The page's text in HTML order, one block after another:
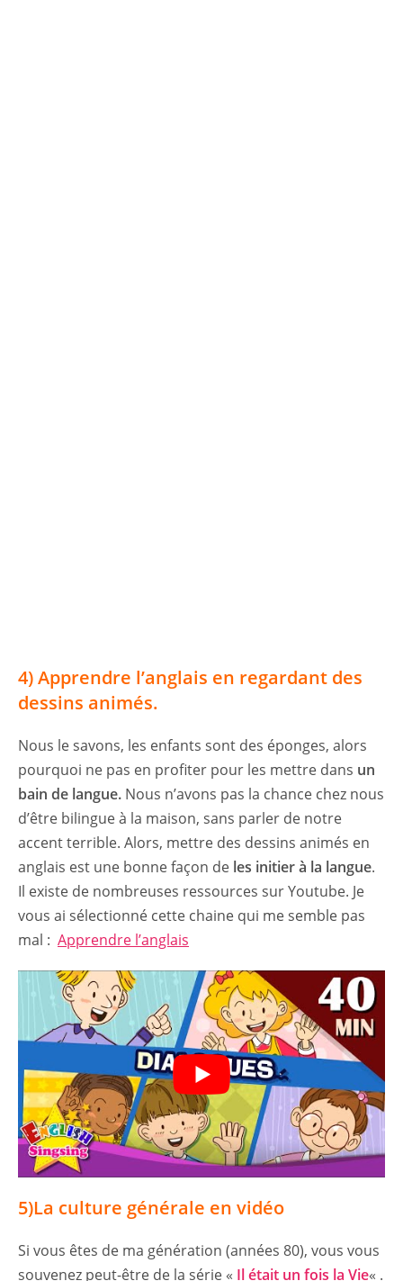
4) Apprendre l’anglais en regardant des
dessins animés.
Nous le savons, les enfants sont des éponges, alors
pourquoi ne pas en profiter pour les mettre dans un
bain de langue. Nous n’avons pas la chance chez nous
d’être bilingue à la maison, sans parler de notre
accent terrible. Alors, mettre des dessins animés en
anglais est une bonne façon de les initier à la langue.
Il existe de nombreuses ressources sur Youtube. Je
vous ai sélectionné cette chaine qui me semble pas
mal : Apprendre l’anglais
5)La culture générale en vidéo
Si vous êtes de ma génération (années 80), vous vous
souvenez peut-être de la série « Il était un fois la Vie« .